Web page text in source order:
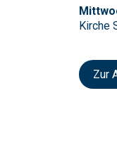
Kirche
Zur